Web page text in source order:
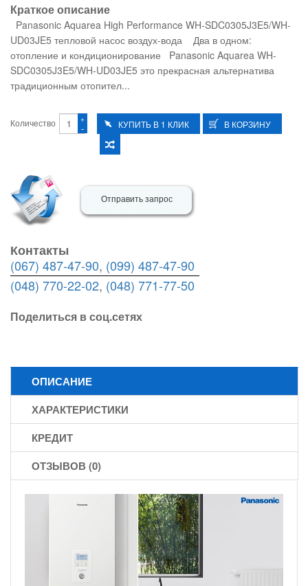
Краткое описание
Panasonic Aquarea High Performance WH-SDC0305J3E5/WH-
UD03JE5 тепловой насос воздух-вода Два в одном:
отопление и кондиционирование Panasonic Aquarea WH-
SDC0305J3E5/WH-UD03JE5 это прекрасная альтернатива
традиционным отопител...
Количество -
+
Отправить запрос
Контакты
(067) 487-47-90, (099) 487-47-90
(048) 770-22-02, (048) 771-77-50
Поделиться в соц.сетях
ОПИСАНИЕ
ХАРАКТЕРИСТИКИ
КРЕДИТ
ОТЗЫВОВ (0)